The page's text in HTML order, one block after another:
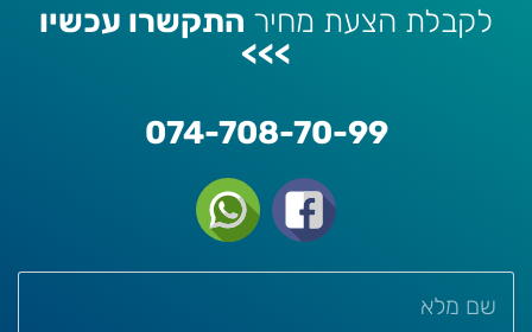
לקבלת הצעת מחיר התקשרו עכשיו
>>>
074-708-70-99